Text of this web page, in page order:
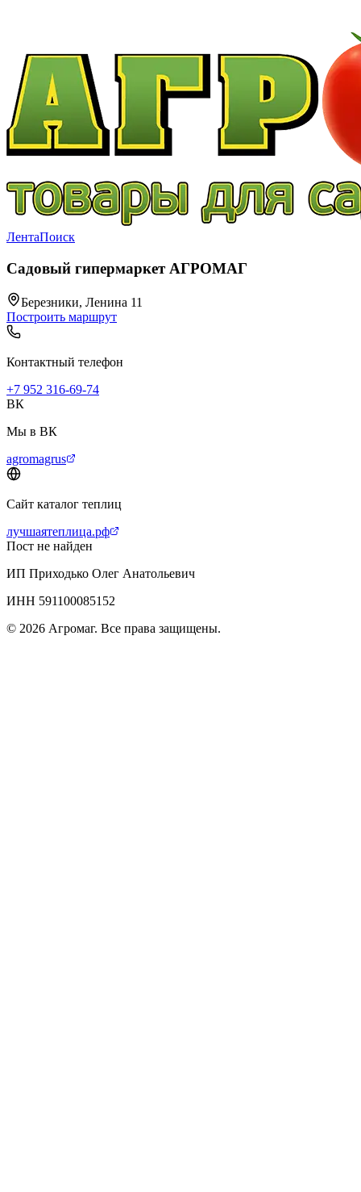
ЛентаПоиск
Садовый гипермаркет АГРОМАГ
Березники, Ленина 11
Построить маршрут
Контактный телефон
+7 952 316-69-74
ВК
Мы в ВК
agromagrus
Сайт каталог теплиц
лучшаятеплица.рф
Пост не найден
ИП Приходько Олег Анатольевич
ИНН 591100085152
© 2026 Агромаг. Все права защищены.